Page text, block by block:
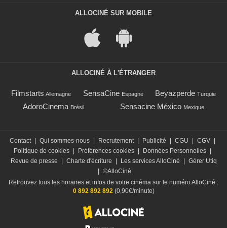
ALLOCINÉ SUR MOBILE
ALLOCINÉ À L'ÉTRANGER
Filmstarts Allemagne SensaCine Espagne Beyazperde Turquie
AdoroCinema Brésil Sensacine México Mexique
Contact Qui sommes-nous Recrutement Publicité CGU CGV
Politique de cookies
Préférences cookies Données Personnelles
Revue de presse
Charte d'écriture Les services AlloCiné
Gérer Utiq
©AlloCiné
Retrouvez tous les horaires et infos de votre cinéma sur le numéro AlloCiné :
0 892 892 892(0,90€/minute)